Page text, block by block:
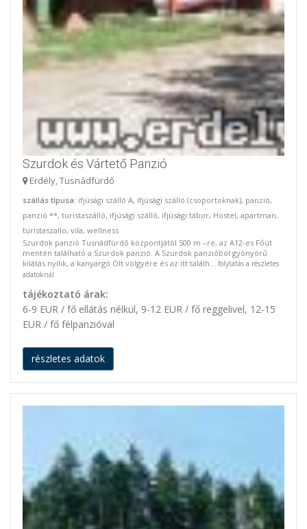
Szurdok és Vártető Panzió
Erdély, Tusnádfürdő
szállás típusa: ifjúsági szálló A, ifjúsági szálló (csoportoknak), panzió,
panzió **, turistaszálló, ifjúsági szálló, ifjúsági tábor, Hostel, apartman,
turistaszallo, vila, wellness
Szurdok panzió Tusnádfürdõ központjától 500 m –re, az A12-es Főút
mentén található a Szurdok panzió. A Szurdok panzióból gyönyörű
kilátás nyílik, a kanyargó Olt völgyére és az itt találh... folytatás a részletes
adatoknál
tájékoztató árak:
6-9 EUR / fő ellátás nélkül, 9-12 EUR / fő reggelivel, 12-15
EUR / fő félpanzióval
részletes adatok